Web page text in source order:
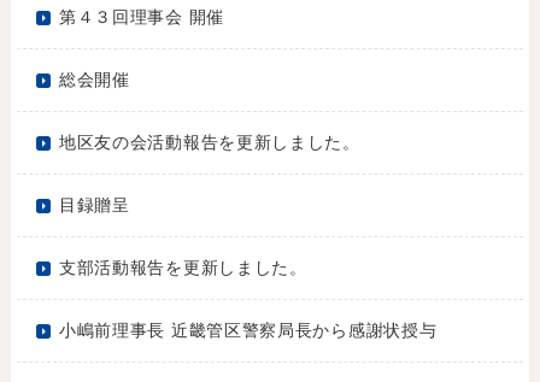
第４３回理事会 開催
総会開催
地区友の会活動報告を更新しました。
目録贈呈
支部活動報告を更新しました。
小嶋前理事長 近畿管区警察局長から感謝状授与